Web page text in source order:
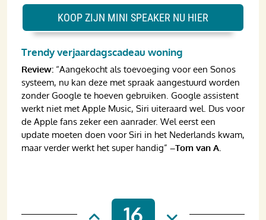
Trendy verjaardagscadeau woning
Review: “Aangekocht als toevoeging voor een Sonos
systeem, nu kan deze met spraak aangestuurd worden
zonder Google te hoeven gebruiken. Google assistent
werkt niet met Apple Music, Siri uiteraard wel. Dus voor
de Apple fans zeker een aanrader. Wel eerst een
update moeten doen voor Siri in het Nederlands kwam,
maar verder werkt het super handig” –Tom van A.
KOOP ZIJN MINI SPEAKER NU HIER
16